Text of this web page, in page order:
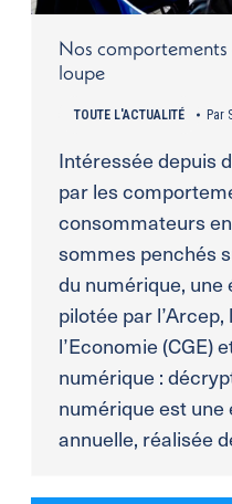
Nos comportements
loupe
TOUTE L'ACTUALITÉ Par
Intéressée depuis
par les
consommateurs
sommes penchés
du numérique,
pilotée par
l’Economie (CGE)
numérique :
numérique est
annuelle, réalisée